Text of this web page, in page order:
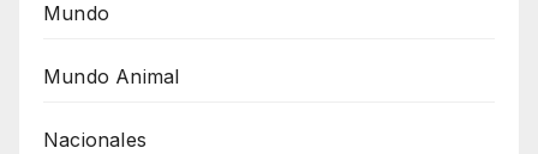
Mundo
Mundo Animal
Nacionales